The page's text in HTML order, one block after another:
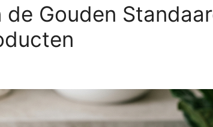
de Gouden